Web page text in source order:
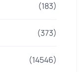
(183)
(373)
(14546)